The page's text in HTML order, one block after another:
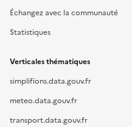
Échangez avec la communauté
Statistiques
Verticales thématiques
simplifions.data.gouv.fr
meteo.data.gouv.fr
transport.data.gouv.fr